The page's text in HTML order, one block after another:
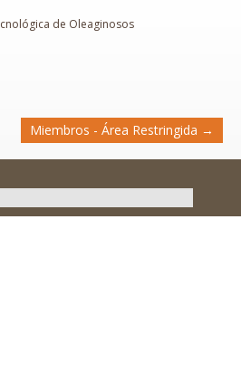
Miembros - Área Restringida →